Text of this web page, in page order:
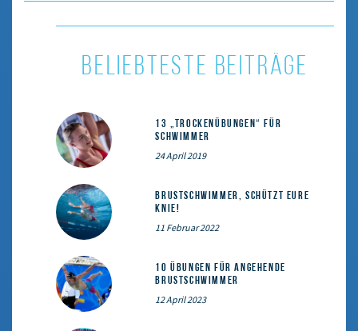
BELIEBTESTE BEITRÄGE
13 „Trockenübungen“ für
Schwimmer
24 April 2019
Brustschwimmer, schützt eure
Knie!
11 Februar 2022
10 Übungen für angehende
Brustschwimmer
12 April 2023